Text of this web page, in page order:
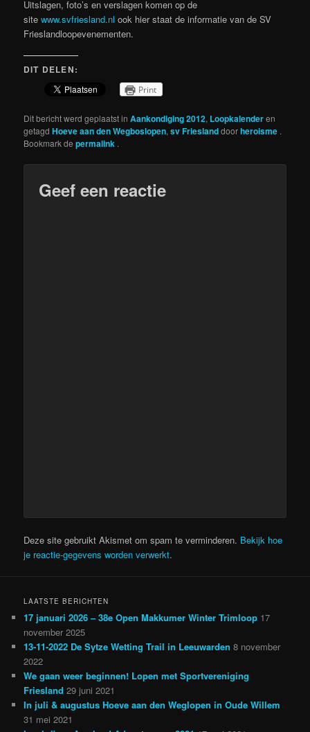
Uitslagen, foto’s en verslagen komen op de
sitewww.svfriesland.nl ook hier staat de informatie van de SV
Frieslandloopevenementen.
DIT DELEN:
Print
Dit bericht werd geplaatst inAankondiging 2012, Loopkalenderen
getagdHoeve aan den Wegboslopen,sv Frieslanddoorheroisme .
Bookmark depermalink .
Geef een reactie
Deze site gebruikt Akismet om spam te verminderen. Bekijk hoe
je reactie-gegevens worden verwerkt.
LAATSTE BERICHTEN
17 januari 2026 – 38e Open Makkumer Winter Trimloop 17
november 2025
13-11-2022 De Sytze Wetting Trail in Leeuwarden 8 november
2022
We gaan weer beginnen! Lopen met Sportvereniging
Friesland 29 juni 2021
In juli & augustus Hoeve aan den Weglopen in Oude Willem
31 mei 2021